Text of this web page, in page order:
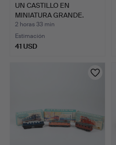
UN CASTILLO EN
MINIATURA GRANDE.
2 horas 33 min
Estimación
41 USD